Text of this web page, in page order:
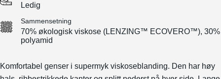
Ledig
Sammensetning
70% økologisk viskose (LENZING™ ECOVERO™), 30%
polyamid
Komfortabel genser i supermyk viskoseblanding. Den har høy